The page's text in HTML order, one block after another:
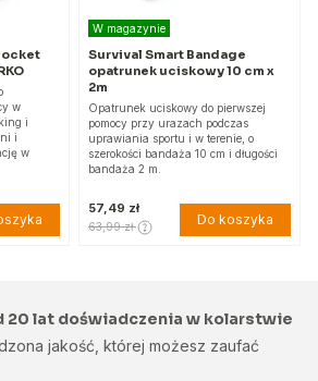
w
i
i
w
W magazynie
Survival Smart Bandage
opatrunek uciskowy 10 cm x
2m
Opatrunek uciskowy do pierwszej
pomocy przy urazach podczas
uprawiania sportu i w terenie, o
szerokości bandaża 10 cm i długości
bandaża 2 m.
57,49 zł
63,99 zł Do koszyka
20 lat doświadczenia w kolarstwie
jakość, której możesz zaufać